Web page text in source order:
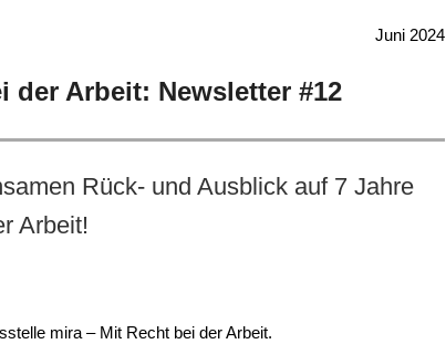
Juni 2024
der Arbeit: Newsletter #12
Rück- und Ausblick auf 7 Jahre
Arbeit!
mira – Mit Recht bei der Arbeit.